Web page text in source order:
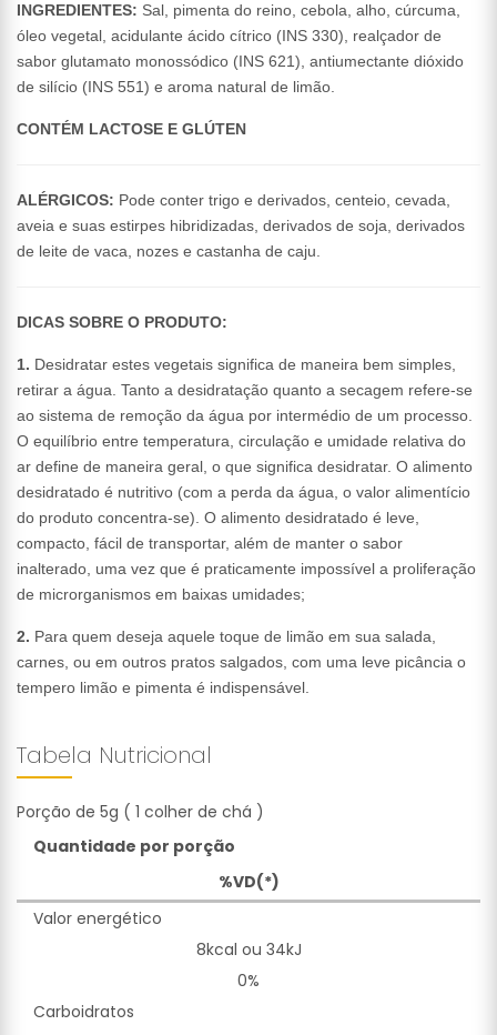
INGREDIENTES: Sal, pimenta do reino, cebola, alho, cúrcuma,
óleo vegetal, acidulante ácido cítrico (INS 330), realçador de
sabor glutamato monossódico (INS 621), antiumectante dióxido
de silício (INS 551) e aroma natural de limão.
CONTÉM LACTOSE E GLÚTEN
ALÉRGICOS: Pode conter trigo e derivados, centeio, cevada,
aveia e suas estirpes hibridizadas, derivados de soja, derivados
de leite de vaca, nozes e castanha de caju.
DICAS SOBRE O PRODUTO:
1. Desidratar estes vegetais significa de maneira bem simples,
retirar a água. Tanto a desidratação quanto a secagem refere-se
ao sistema de remoção da água por intermédio de um processo.
O equilíbrio entre temperatura, circulação e umidade relativa do
ar define de maneira geral, o que significa desidratar. O alimento
desidratado é nutritivo (com a perda da água, o valor alimentício
do produto concentra-se). O alimento desidratado é leve,
compacto, fácil de transportar, além de manter o sabor
inalterado, uma vez que é praticamente impossível a proliferação
de microrganismos em baixas umidades;
2. Para quem deseja aquele toque de limão em sua salada,
carnes, ou em outros pratos salgados, com uma leve picância o
tempero limão e pimenta é indispensável.
Tabela Nutricional
Porção de 5g ( 1 colher de chá )
Quantidade por porção
%VD(*)
Valor energético
8kcal ou 34kJ
0%
Carboidratos